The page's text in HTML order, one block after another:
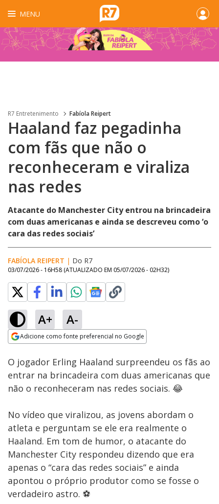
MENU
R7 Entretenimento Fabíola Reipert
Haaland faz pegadinha
com fãs que não o
reconheceram e viraliza
nas redes
Atacante do Manchester City entrou na brincadeira
com duas americanas e ainda se descreveu como ‘o
cara das redes sociais’
FABÍOLA REIPERT | Do R7
03/07/2026 - 16H58 (ATUALIZADO EM 05/07/2026 - 02H32)
A+ A-
Adicione como fonte preferencial no Google
Ativar
100.00%
O jogador Erling Haaland surpreendeu os fãs ao
entrar na brincadeira com duas americanas que
não o reconheceram nas redes sociais. 😂
No vídeo que viralizou, as jovens abordam o
atleta e perguntam se ele era realmente o
Haaland. Em tom de humor, o atacante do
Manchester City respondeu dizendo que era
apenas o “cara das redes sociais” e ainda
apontou o próprio produtor como se fosse o
verdadeiro astro. ⚽